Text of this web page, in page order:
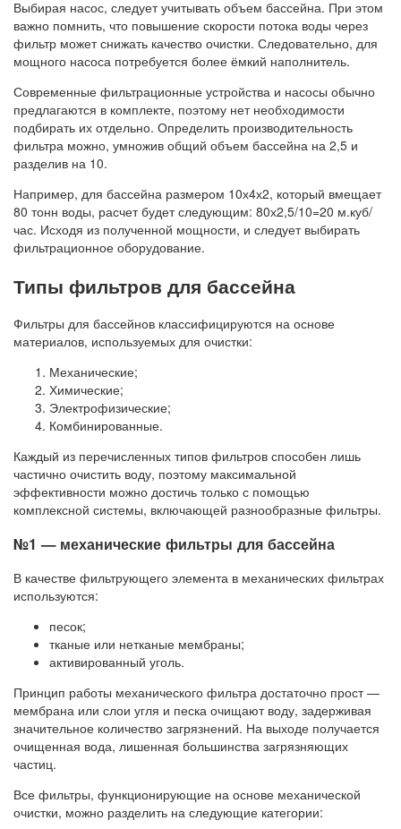
Выбирая насос, следует учитывать объем бассейна. При этом
важно помнить, что повышение скорости потока воды через
фильтр может снижать качество очистки. Следовательно, для
мощного насоса потребуется более ёмкий наполнитель.
Современные фильтрационные устройства и насосы обычно
предлагаются в комплекте, поэтому нет необходимости
подбирать их отдельно. Определить производительность
фильтра можно, умножив общий объем бассейна на 2,5 и
разделив на 10.
Например, для бассейна размером 10х4х2, который вмещает
80 тонн воды, расчет будет следующим: 80х2,5/10=20 м.куб/
час. Исходя из полученной мощности, и следует выбирать
фильтрационное оборудование.
Типы фильтров для бассейна
Фильтры для бассейнов классифицируются на основе
материалов, используемых для очистки:
Механические;
Химические;
Электрофизические;
Комбинированные.
Каждый из перечисленных типов фильтров способен лишь
частично очистить воду, поэтому максимальной
эффективности можно достичь только с помощью
комплексной системы, включающей разнообразные фильтры.
№1 — механические фильтры для бассейна
В качестве фильтрующего элемента в механических фильтрах
используются:
песок;
тканые или нетканые мембраны;
активированный уголь.
Принцип работы механического фильтра достаточно прост —
мембрана или слои угля и песка очищают воду, задерживая
значительное количество загрязнений. На выходе получается
очищенная вода, лишенная большинства загрязняющих
частиц.
Все фильтры, функционирующие на основе механической
очистки, можно разделить на следующие категории: